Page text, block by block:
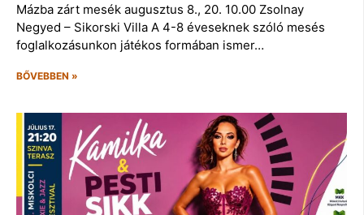
Mázba zárt mesék augusztus 8., 20. 10.00 Zsolnay
Negyed – Sikorski Villa A 4-8 éveseknek szóló mesés
foglalkozásunkon játékos formában ismer…
BŐVEBBEN »